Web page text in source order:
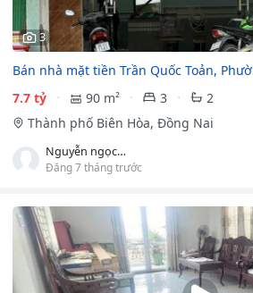
3
Bán nhà mặt tiền Trần Quốc Toản,
7.7 tỷ
90 m² 3
2
Thành phố Biên Hòa, Đồng Nai
Nguyễn ngọc tứ
Đăng 7 tháng trước